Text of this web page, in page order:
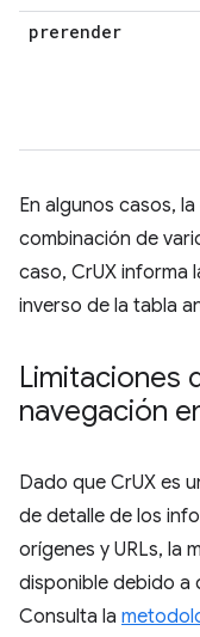
prerender
En algunos casos,
combinación de
caso, CrUX informa
inverso de la tabla
Limitaciones
navegación
Dado que CrUX es
de detalle de los
orígenes y URLs, la
disponible debido a
Consulta la